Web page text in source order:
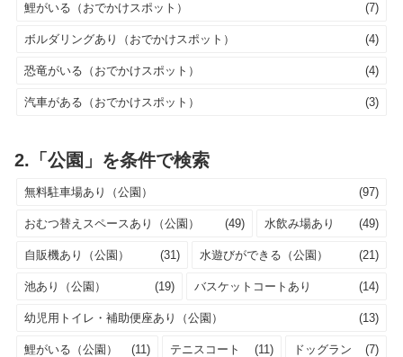
鯉がいる（おでかけスポット） (7)
ボルダリングあり（おでかけスポット） (4)
恐竜がいる（おでかけスポット） (4)
汽車がある（おでかけスポット） (3)
2.「公園」を条件で検索
無料駐車場あり（公園） (97)
おむつ替えスペースあり（公園） (49) 水飲み場あり (49)
自販機あり（公園） (31) 水遊びができる（公園） (21)
池あり（公園） (19) バスケットコートあり (14)
幼児用トイレ・補助便座あり（公園） (13)
鯉がいる（公園） (11) テニスコート (11) ドッグラン (7)